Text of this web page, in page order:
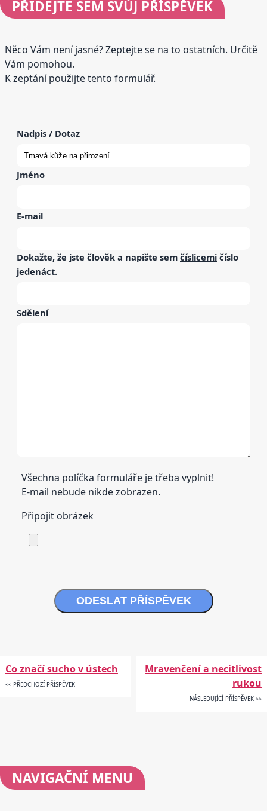
PŘIDEJTE SEM SVŮJ PŘÍSPĚVEK
Něco Vám není jasné? Zeptejte se na to ostatních. Určitě
Vám pomohou.
K zeptání použijte tento formulář.
Nadpis / Dotaz
Jméno
E-mail
Dokažte, že jste člověk a napište sem číslicemi číslo
jedenáct.
Sdělení
Všechna políčka formuláře je třeba vyplnit!
E-mail nebude nikde zobrazen.
Připojit obrázek
ODESLAT PŘÍSPĚVEK
Co značí sucho v ústech
<< PŘEDCHOZÍ PŘÍSPĚVEK
Mravenčení a necitlivost
rukou
NÁSLEDUJÍCÍ PŘÍSPĚVEK >>
NAVIGAČNÍ MENU